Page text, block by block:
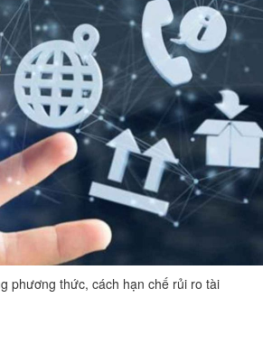
phương thức, cách hạn chế rủi ro tài